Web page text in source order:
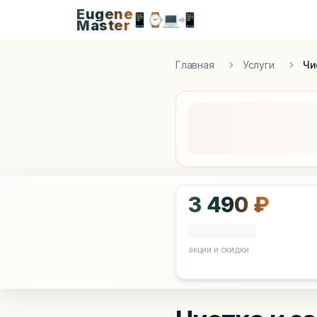
Apple Diagnostics & Engineering Authority
Eugene
Master📱 ⌚💻📲
Главная Услуги
3 490 ₽
акции и скидки